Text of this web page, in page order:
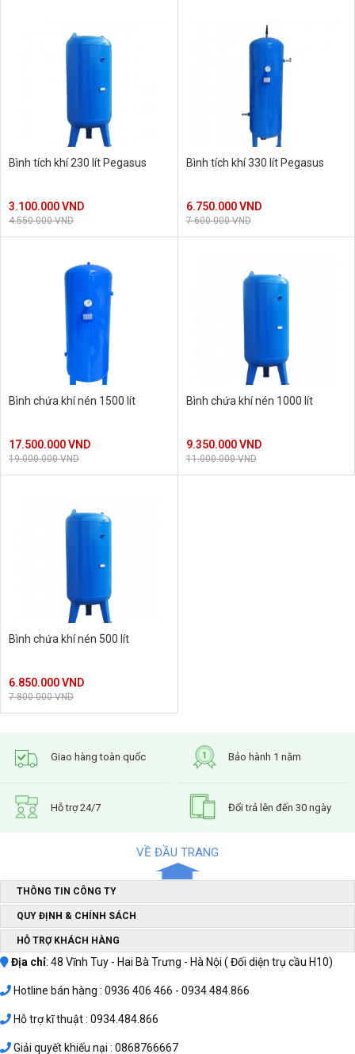
Bình tích khí 230 lít Pegasus
3.100.000 VND
4.550.000 VND
Bình tích khí 330 lít Pegasus
6.750.000 VND
7.600.000 VND
Bình chứa khí nén 1500 lít
17.500.000 VND
19.000.000 VND
Bình chứa khí nén 1000 lít
9.350.000 VND
11.000.000 VND
Bình chứa khí nén 500 lít
6.850.000 VND
7.800.000 VND
Giao hàng toàn quốc Bảo hành 1 năm
Hỗ trợ 24/7 Đổi trả lên đến 30 ngày
VỀ ĐẦU TRANG
THÔNG TIN CÔNG TY
QUY ĐỊNH & CHÍNH SÁCH
HỖ TRỢ KHÁCH HÀNG
Địa chỉ: 48 Vĩnh Tuy - Hai Bà Trưng - Hà Nội ( Đối diện trụ cầu H10)
Hotline bán hàng : 0936 406 466 - 0934.484.866
Hỗ trợ kĩ thuật : 0934.484.866
Giải quyết khiếu nại : 0868766667